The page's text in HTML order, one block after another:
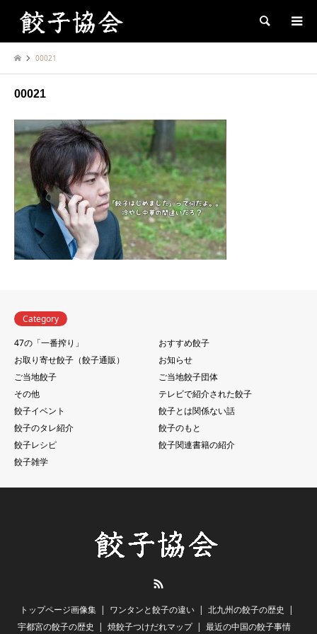
Search
00021
00021
Category
47の「一番搾り」
おすすめ餃子
お取り寄せ餃子（餃子通販）
お知らせ
ご当地餃子
ご当地餃子団体
その他
テレビで紹介された餃子
餃子イベント
餃子とは関係ない話
餃子のタレ紹介
餃子のもと
餃子レシピ
餃子関連書籍の紹介
餃子雑学
トップページ画像集 ワンタンと餃子の違い
北九州の餃子の歴史
宇都宮の餃子の歴史
焼餃子つけだれマップ 最近の中国の餃子事情